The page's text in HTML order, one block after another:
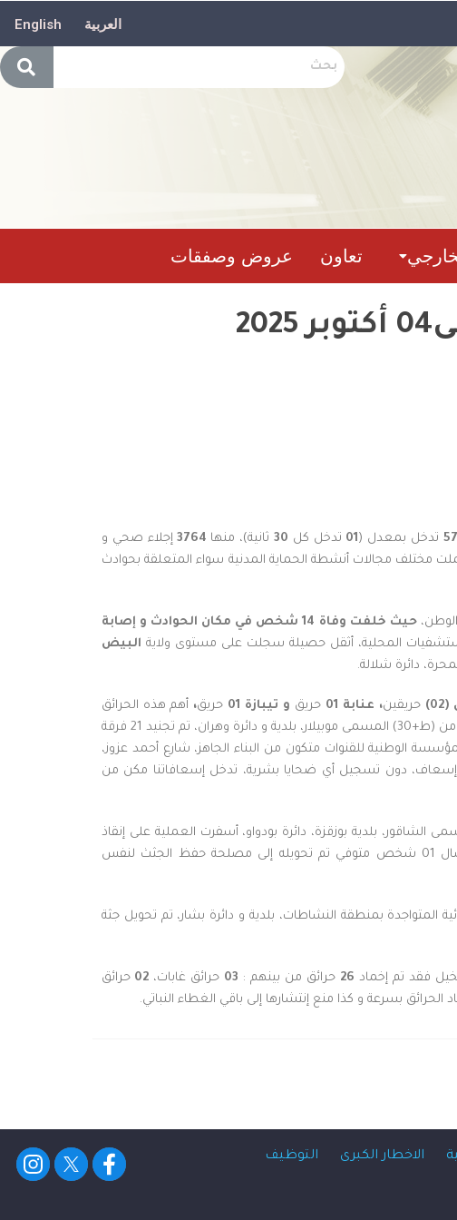
العربية English
تعاون عروض وصفقات
(حصيلة تدخل وحدات الحماية المدنيةما بين02 إلى04 أكتوبر 2025
تدخل بمعدل (01 تدخل كل 30 ثانية)، منها 3764 إجلاء صحي و
مختلف مجالات أنشطة الحماية المدنية سواء المتعلقة بحوادث
حيث خلفت وفاة 14 شخص في مكان الحوادث و
إصابة
المحلية، أثقل حصيلة سجلت على مستوى ولاية البيض
حريقين، عنابة 01 حريق و تيبازة 01 حريق، أهم هذه الحرائق
: يتعلق الأمر بحريق شب على مستوى القناة التقنية لعمارة متكونة من (ط+30) المسمى موبيلار، بلدية و دائرة وهران، تم تجنيد 21 فرقة
الوطنية للقنوات متكون من البناء الجاهز، شارع أحمد عزوز،
الدار البيضاء، تم تجنيد 18 فرقة للتدخل منها : 12 شاحنة إطفاء، 04 سلالم ميكانيكية و 02 سيارات إسعاف، دون تسجيل أي ضحايا بشرية، تدخل إسعافاتنا مكن من
بلدية بوزقزة، دائرة بودواو، أسفرت العملية على إنقاذ
(02) شخصين أصيبوا بجروح مختلفة تم التكفل بهم في عين المكان ثم تحويلهم إلى مستشفى الثنية، كما تم أيضا إنتشال 01 شخص متوفي تم تحويله إلى مصلحة حفظ الجثث لنفس
من إنتشال 01 شخص يبلغ من العمر 30 سنة متوفي غرقا ببركة مائية المتواجدة بمنطقة النشاطات، بلدية و دائرة بشار، تم تحويل جثة
فقد تم إخماد 26 حرائق من بينهم : 03 حرائق غابات، 02 حرائق
بسرعة و كذا منع إنتشارها إلى باقي الغطاء النباتي.
الاخطار الكبرى التوظيف